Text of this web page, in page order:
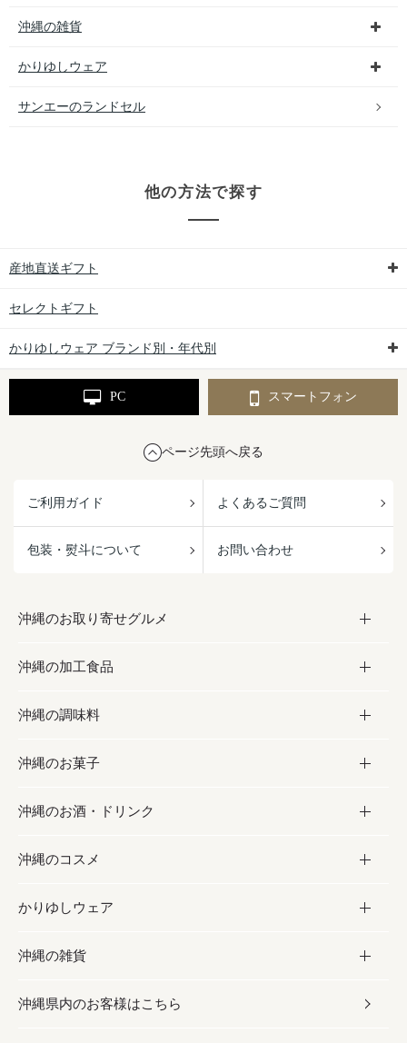
沖縄の雑貨
かりゆしウェア
サンエーのランドセル
他の方法で探す
産地直送ギフト
セレクトギフト
かりゆしウェア ブランド別・年代別
PC スマートフォン
ページ先頭へ戻る
ご利用ガイド よくあるご質問
包装・熨斗について お問い合わせ
沖縄のお取り寄せグルメ
お取り寄せグルメ
フルーツ・野菜
お肉
海産物
沖縄の加工食品
加工食品
缶詰／パウチ
沖縄料理
沖縄そば／乾麺
レトルト食品
乾物／粉類
沖縄の調味料
調味料
砂糖／黒砂糖
塩
お酢／ドレッシング
しょうゆ
みそ
沖縄のお菓子
お菓子
黒糖
ちんすこう
伝統菓子
スナック
沖縄のお酒・ドリンク
お酒・ドリンク
泡盛
ビール・チューハイ
ワイン・ウィスキー・カクテル
沖縄のコスメ
コスメ
スキンケア
ボディケア
かりゆしウェア
かりゆしウェア
メンズ
沖縄の雑貨
雑貨
沖縄県内のお客様はこちら